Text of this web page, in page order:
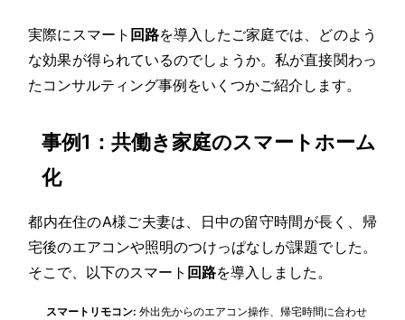
実際にスマート 回路を導入したご家庭では、どのよう
な効果が得られているのでしょうか。私が直接関わっ
たコンサルティング事例をいくつかご紹介します。
事例1：共働き家庭のスマートホーム
化
都内在住のA様ご夫妻は、日中の留守時間が長く、帰
宅後のエアコンや照明のつけっぱなしが課題でした。
そこで、以下のスマート 回路を導入しました。
スマートリモコン: 外出先からのエアコン操作、帰宅時間に合わせ